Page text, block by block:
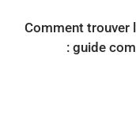
Comment trouver
: guide